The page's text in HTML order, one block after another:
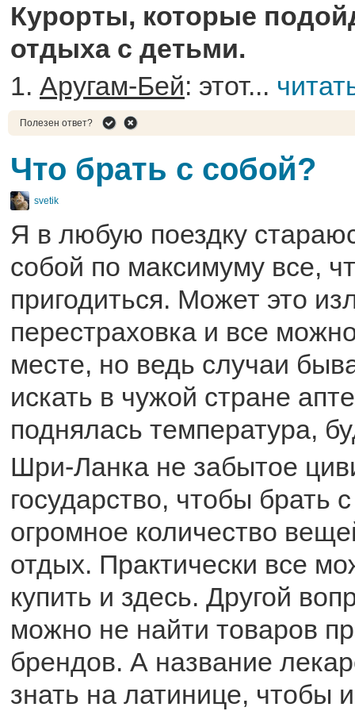
Курорты, которые
отдыха с детьми.
1. Аругам-Бей: этот...
Полезен ответ?
Что брать с собой?
svetik
Я в любую поездку
собой по максимуму все,
пригодиться. Может это
перестраховка и все
месте, но ведь случаи
искать в чужой стране
поднялась температура,
Шри-Ланка не забытое
государство, чтобы брать
огромное количество
отдых. Практически все
купить и здесь. Другой
можно не найти товаров
брендов. А название
знать на латинице, чтобы